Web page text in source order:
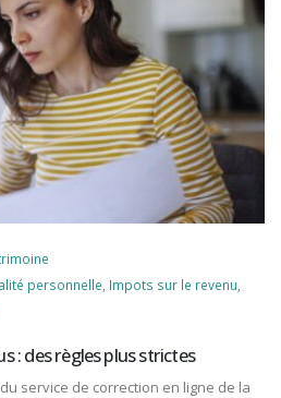
personnelle Impots sur le revenu
: des règles plus strictes
service de correction en ligne de la